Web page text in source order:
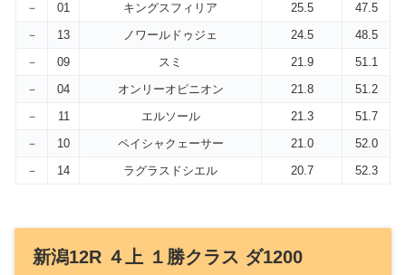
－
01 キングスフィリア 25.5
47.5
－
13 ノワールドゥジェ 24.5
48.5
－
09 スミ 21.9
51.1
－
04 オンリーオピニオン 21.8
51.2
－
11 エルソール 21.3
51.7
－
10 ペイシャクェーサー 21.0
52.0
－
14 ラグラスドシエル 20.7 52.3
新潟12R ４上 １勝クラス ダ1200